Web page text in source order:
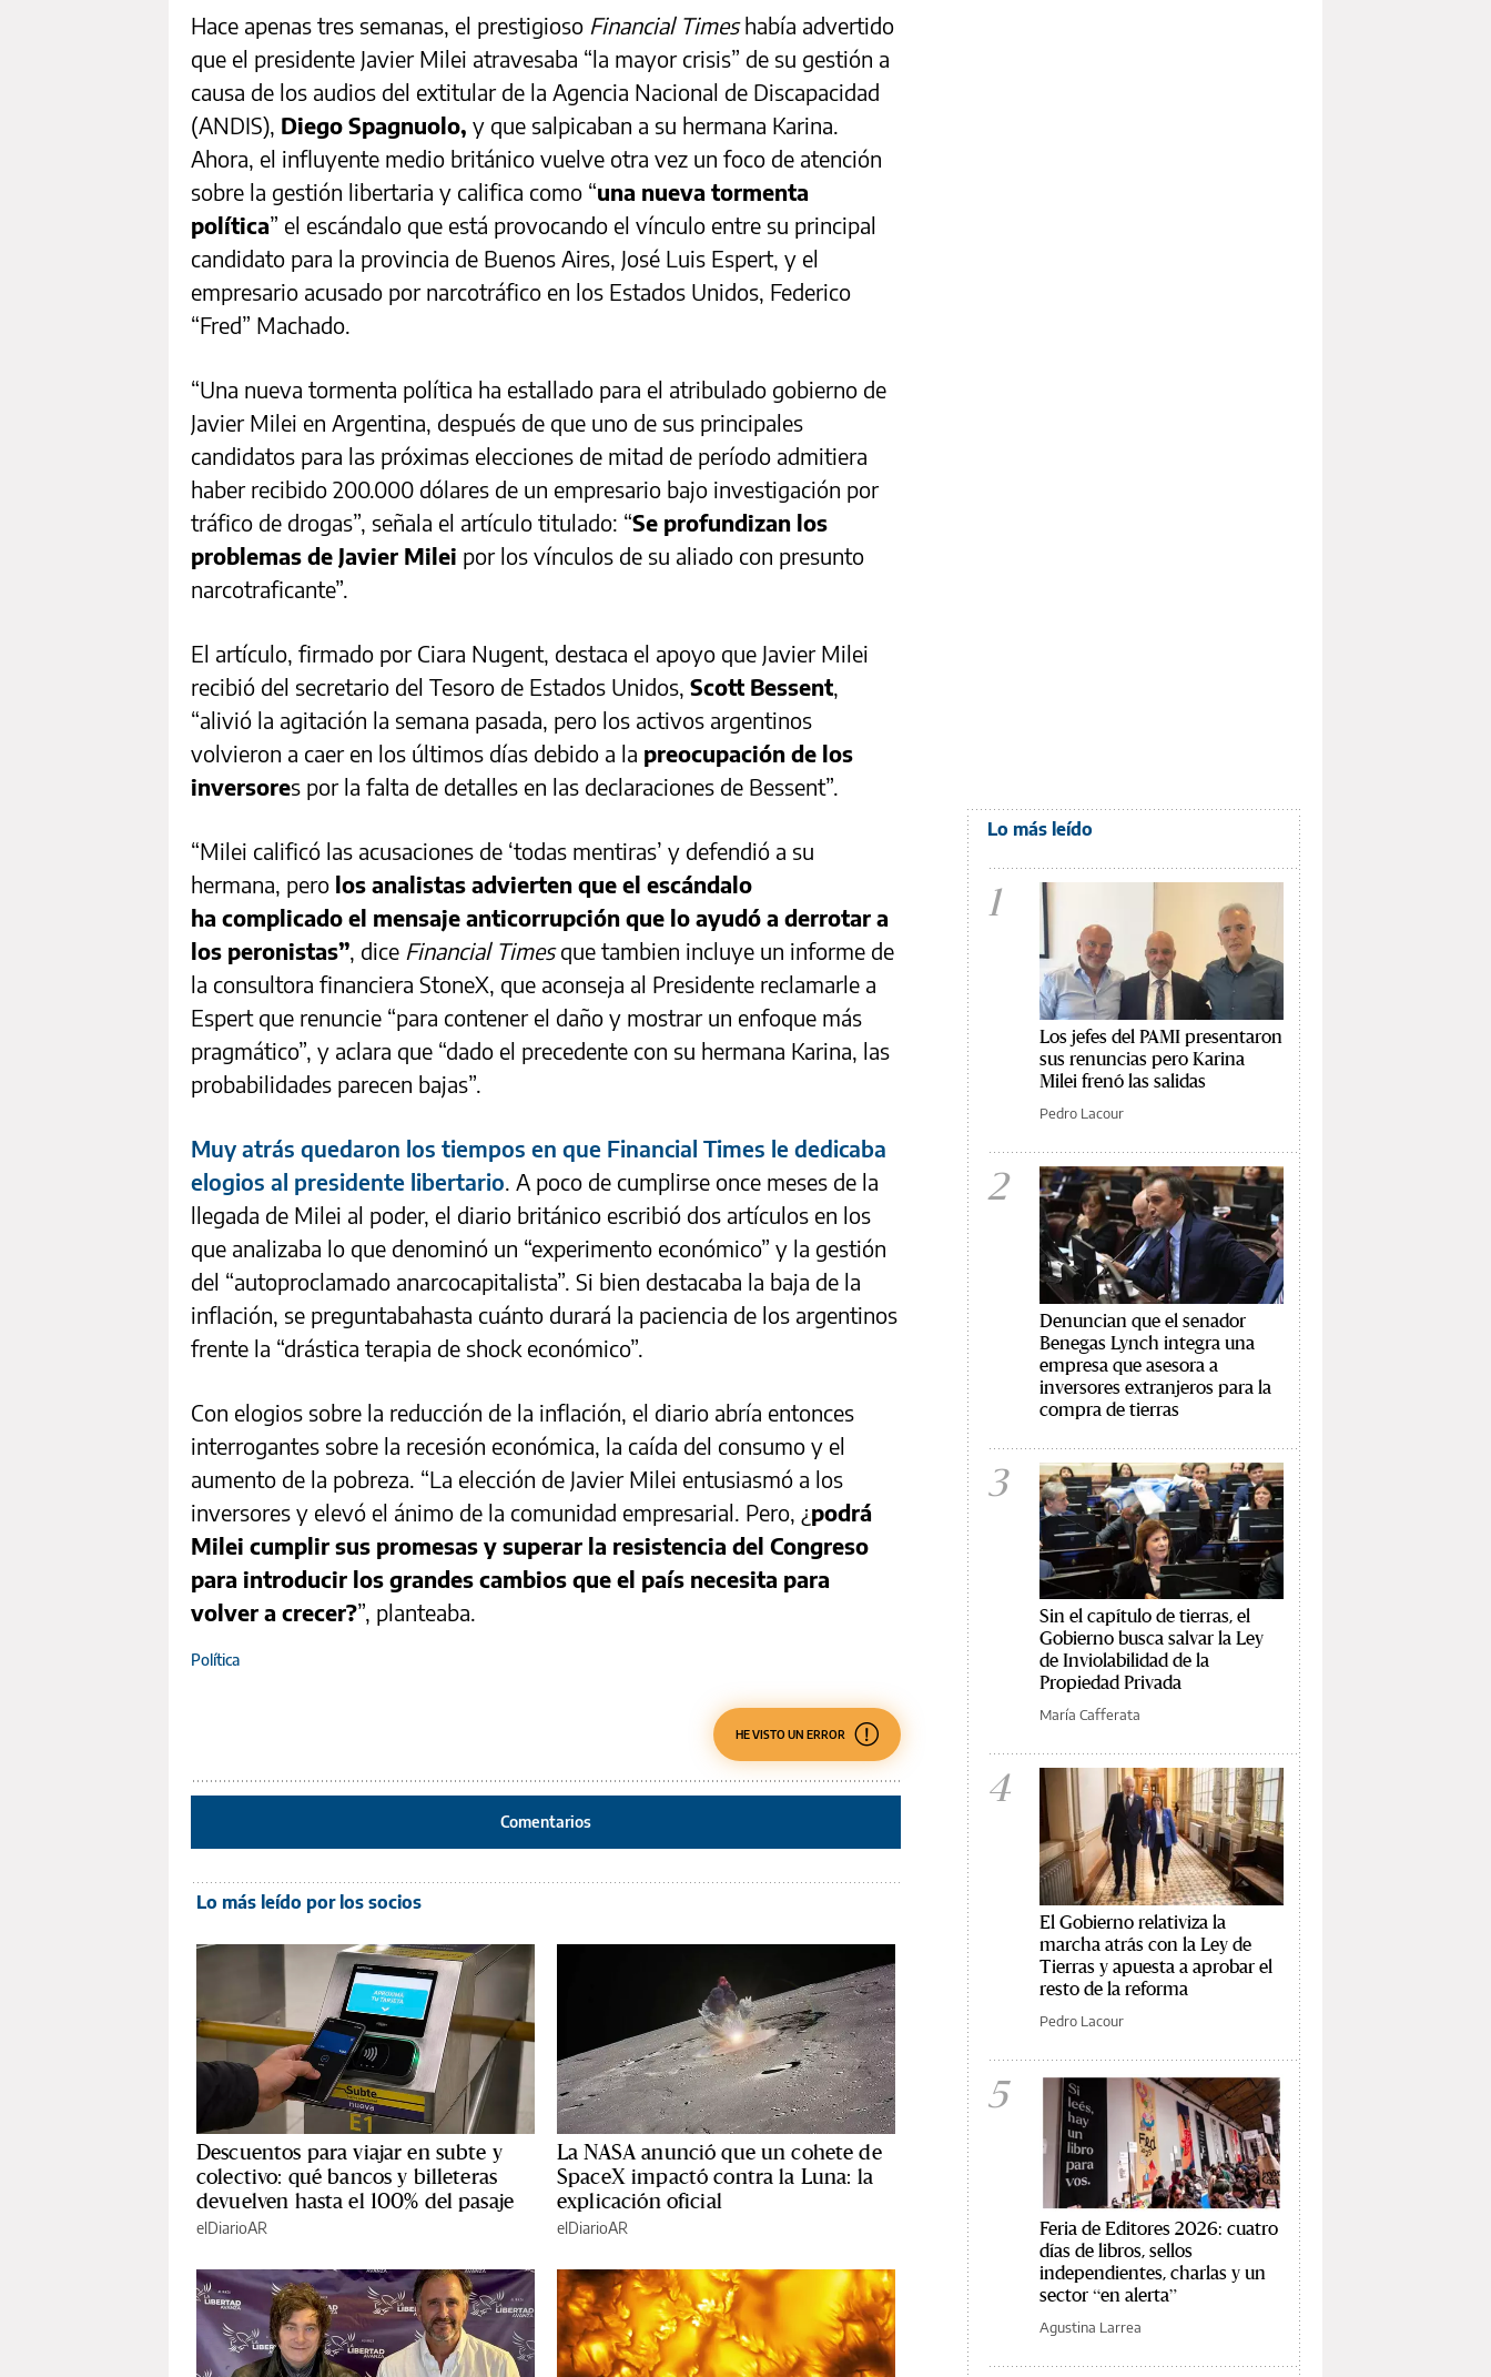
Hace apenas tres semanas, el prestigioso Financial Timeshabía advertido
que el presidente Javier Milei atravesaba “la mayor crisis” de su gestión a
causa de los audios del extitular de la Agencia Nacional de Discapacidad
(ANDIS), Diego Spagnuolo, y que salpicaban a su hermana Karina.
Ahora, el influyente medio británico vuelve otra vez un foco de atención
sobre la gestión libertaria y califica como “una nueva tormenta
política” el escándalo que está provocando el vínculo entre su principal
candidato para la provincia de Buenos Aires, José Luis Espert, y el
empresario acusado por narcotráfico en los Estados Unidos, Federico
“Fred” Machado.
“Una nueva tormenta política ha estallado para el atribulado gobierno de
Javier Milei en Argentina, después de que uno de sus principales
candidatos para las próximas elecciones de mitad de período admitiera
haber recibido 200.000 dólares de un empresario bajo investigación por
tráfico de drogas”, señala el artículo titulado: “Se profundizan los
problemas de Javier Milei por los vínculos de su aliado con presunto
narcotraficante”.
El artículo, firmado por Ciara Nugent, destaca el apoyo que Javier Milei
recibió del secretario del Tesoro de Estados Unidos, Scott Bessent,
“alivió la agitación la semana pasada, pero los activos argentinos
volvieron a caer en los últimos días debido a la preocupación de los
inversores por la falta de detalles en las declaraciones de Bessent”.
“Milei calificó las acusaciones de ‘todas mentiras’ y defendió a su
hermana, pero los analistas advierten que el escándalo
ha complicado el mensaje anticorrupción que lo ayudó a derrotar a
los peronistas”, dice Financial Timesque tambien incluye un informe de
la consultora financiera StoneX, que aconseja al Presidente reclamarle a
Espert que renuncie “para contener el daño y mostrar un enfoque más
pragmático”, y aclara que “dado el precedente con su hermana Karina, las
probabilidades parecen bajas”.
Muy atrás quedaron los tiempos en que Financial Times le dedicaba
elogios al presidente libertario. A poco de cumplirse once meses de la
llegada de Milei al poder, el diario británico escribió dos artículos en los
que analizaba lo que denominó un “experimento económico” y la gestión
del “autoproclamado anarcocapitalista”. Si bien destacaba la baja de la
inflación, se preguntabahasta cuánto durará la paciencia de los argentinos
frente la “drástica terapia de shock económico”.
Con elogios sobre la reducción de la inflación, el diario abría entonces
interrogantes sobre la recesión económica, la caída del consumo y el
aumento de la pobreza. “La elección de Javier Milei entusiasmó a los
inversores y elevó el ánimo de la comunidad empresarial. Pero, ¿podrá
Milei cumplir sus promesas y superar la resistencia del Congreso
para introducir los grandes cambios que el país necesita para
volver a crecer?”, planteaba.
Política
HE VISTO UN ERROR
Comentarios
Lo más leído por los socios
Descuentos para viajar en subte y
colectivo: qué bancos y billeteras
devuelven hasta el 100% del pasaje
elDiarioAR
La NASA anunció que un cohete de
SpaceX impactó contra la Luna: la
explicación oficial
elDiarioAR
Lo más leído
1
Los jefes del PAMI presentaron
sus renuncias pero Karina
Milei frenó las salidas
Pedro Lacour
2
Denuncian que el senador
Benegas Lynch integra una
empresa que asesora a
inversores extranjeros para la
compra de tierras
3
Sin el capítulo de tierras, el
Gobierno busca salvar la Ley
de Inviolabilidad de la
Propiedad Privada
María Cafferata
4
El Gobierno relativiza la
marcha atrás con la Ley de
Tierras y apuesta a aprobar el
resto de la reforma
Pedro Lacour
5
Feria de Editores 2026: cuatro
días de libros, sellos
independientes, charlas y un
sector “en alerta”
Agustina Larrea